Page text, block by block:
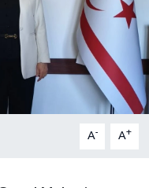
A- A+